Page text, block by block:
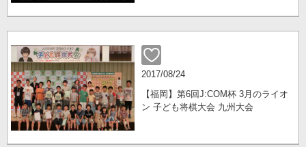
2017/08/24
【福岡】第6回J:COM杯 3月のライオ
ン 子ども将棋大会 九州大会